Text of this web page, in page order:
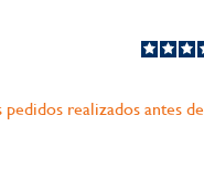
realizados antes